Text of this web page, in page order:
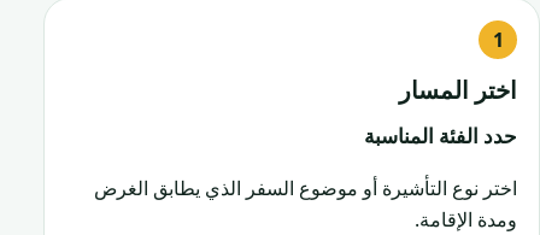
اختر المسار
حدد الفئة المناسبة
اختر نوع التأشيرة أو موضوع السفر الذي يطابق الغرض
ومدة الإقامة.